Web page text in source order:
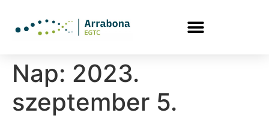
Nap: 2023.
szeptember 5.